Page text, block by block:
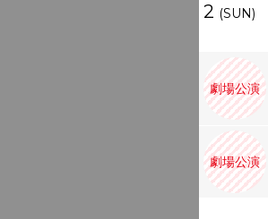
2 (SUN)
劇場公演
劇場公演